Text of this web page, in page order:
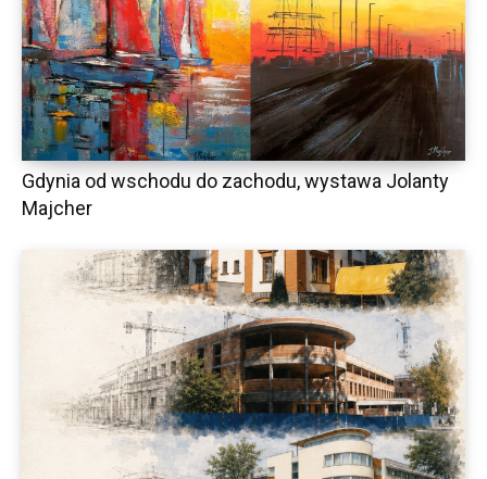
Gdynia od wschodu do zachodu, wystawa Jolanty
Majcher